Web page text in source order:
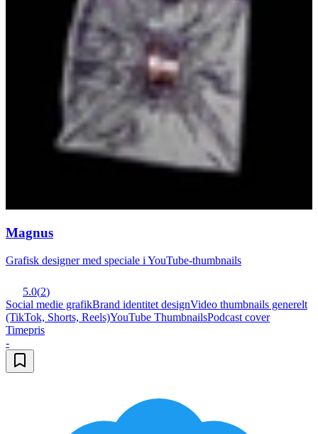
Magnus
Grafisk designer med speciale i YouTube-thumbnails
5.0(2)
Social medie grafikBrand identitet designVideo thumbnails generelt
(TikTok, Shorts, Reels)YouTube ThumbnailsPodcast cover
Timepris
-